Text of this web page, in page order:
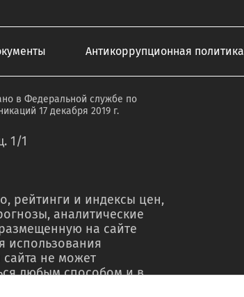
Антикоррупционная политика
в Федеральной службе по
17 декабря 2019 г.
1/1
рейтинги и индексы цен,
аналитические
на сайте
использования
не может
любым способом и в
в рамках